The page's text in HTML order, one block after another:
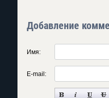
Добавление
Имя:
E-mail: